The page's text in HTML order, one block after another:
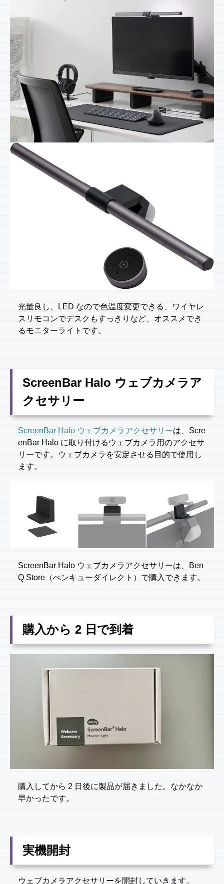
光量良し、LED なので色温度変更できる、ワイヤレ
スリモコンでデスクもすっきりなど、オススメでき
るモニターライトです。
ScreenBar Halo ウェブカメラア
クセサリー
ScreenBar Halo ウェブカメラアクセサリーは、Scre
enBar Halo に取り付けるウェブカメラ用のアクセサ
リーです。ウェブカメラを安定させる目的で使用し
ます。
ScreenBar Halo ウェブカメラアクセサリーは、Ben
Q Store（べンキューダイレクト）で購入できます。
購入から 2 日で到着
購入してから 2 日後に製品が届きました。なかなか
早かったです。
実機開封
ウェブカメラアクセサリーを開封していきます。